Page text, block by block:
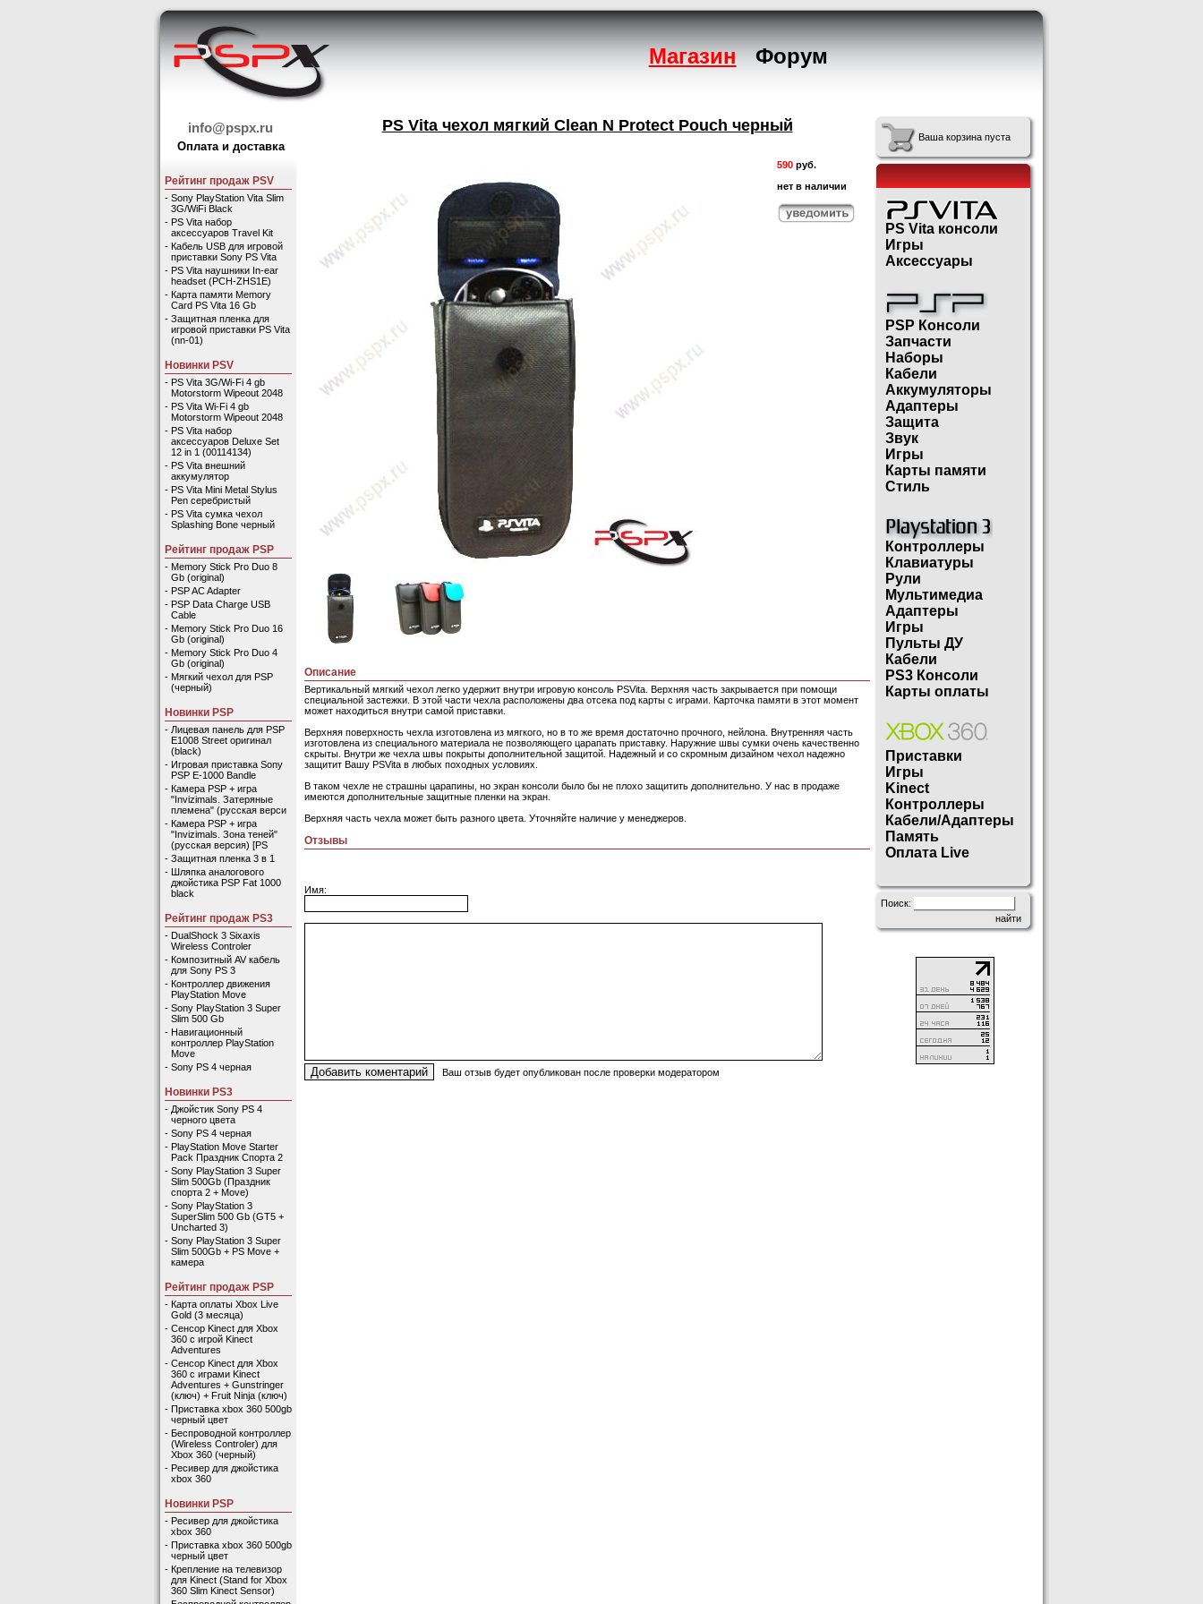
Магазин Форум
info@pspx.ru
Оплата и доставка
Рейтинг продаж PSV
- Sony PlayStation Vita Slim
3G/WiFi Black
- PS Vita набор
аксессуаров Travel Kit
- Кабель USB для игровой
приставки Sony PS Vita
- PS Vita наушники In-ear
headset (PCH-ZHS1E)
- Карта памяти Memory
Card PS Vita 16 Gb
- Защитная пленка для
игровой приставки PS Vita
(nn-01)
Новинки PSV
- PS Vita 3G/Wi-Fi 4 gb
Motorstorm Wipeout 2048
- PS Vita Wi-Fi 4 gb
Motorstorm Wipeout 2048
- PS Vita набор
аксессуаров Deluxe Set
12 in 1 (00114134)
- PS Vita внешний
аккумулятор
- PS Vita Mini Metal Stylus
Pen серебристый
- PS Vita сумка чехол
Splashing Bone черный
Рейтинг продаж PSP
- Memory Stick Pro Duo 8
Gb (original)
- PSP AC Adapter
- PSP Data Charge USB
Cable
- Memory Stick Pro Duo 16
Gb (original)
- Memory Stick Pro Duo 4
Gb (original)
- Мягкий чехол для PSP
(черный)
Новинки PSP
- Лицевая панель для PSP
E1008 Street оригинал
(black)
- Игровая приставка Sony
PSP E-1000 Bandle
- Камера PSP + игра
"Invizimals. Затеряные
племена" (русская верси
- Камера PSP + игра
"Invizimals. Зона теней"
(русская версия) [PS
- Защитная пленка 3 в 1
- Шляпка аналогового
джойстика PSP Fat 1000
black
Рейтинг продаж PS3
- DualShock 3 Sixaxis
Wireless Controler
- Композитный AV кабель
для Sony PS 3
- Контроллер движения
PlayStation Move
- Sony PlayStation 3 Super
Slim 500 Gb
- Навигационный
контроллер PlayStation
Move
- Sony PS 4 черная
Новинки PS3
- Джойстик Sony PS 4
черного цвета
- Sony PS 4 черная
- PlayStation Move Starter
Pack Праздник Спорта 2
- Sony PlayStation 3 Super
Slim 500Gb (Праздник
спорта 2 + Move)
- Sony PlayStation 3
SuperSlim 500 Gb (GT5 +
Uncharted 3)
- Sony PlayStation 3 Super
Slim 500Gb + PS Move +
камера
Рейтинг продаж PSP
- Карта оплаты Xbox Live
Gold (3 месяца)
- Сенсор Kinect для Xbox
360 с игрой Kinect
Adventures
- Сенсор Kinect для Xbox
360 с играми Kinect
Adventures + Gunstringer
(ключ) + Fruit Ninja (ключ)
- Приставка xbox 360 500gb
черный цвет
- Беспроводной контроллер
(Wireless Controler) для
Xbox 360 (черный)
- Ресивер для джойстика
xbox 360
Новинки PSP
- Ресивер для джойстика
xbox 360
- Приставка xbox 360 500gb
черный цвет
- Крепление на телевизор
для Kinect (Stand for Xbox
360 Slim Kinect Sensor)
PS Vita чехол мягкий Clean N Protect Pouch черный
590 руб.
нет в наличии
Описание
Вертикальный мягкий чехол легко удержит внутри игровую консоль PSVita. Верхняя часть закрывается при помощи
специальной застежки. В этой части чехла расположены два отсека под карты с играми. Карточка памяти в этот момент
может находиться внутри самой приставки.
Верхняя поверхность чехла изготовлена из мягкого, но в то же время достаточно прочного, нейлона. Внутренняя часть
изготовлена из специального материала не позволяющего царапать приставку. Наружние швы сумки очень качественно
скрыты. Внутри же чехла швы покрыты дополнительной защитой. Надежный и со скромным дизайном чехол надежно
защитит Вашу PSVita в любых походных условиях.
В таком чехле не страшны царапины, но экран консоли было бы не плохо защитить дополнительно. У нас в продаже
имеются дополнительные защитные пленки на экран.
Верхняя часть чехла может быть разного цвета. Уточняйте наличие у менеджеров.
Отзывы
Имя:
Ваш отзыв будет опубликован после проверки модератором
Ваша корзина пуста
PS Vita консоли
Игры
Аксессуары
PSP Консоли
Запчасти
Наборы
Кабели
Аккумуляторы
Адаптеры
Защита
Звук
Игры
Карты памяти
Стиль
Контроллеры
Клавиатуры
Рули
Мультимедиа
Адаптеры
Игры
Пульты ДУ
Кабели
PS3 Консоли
Карты оплаты
Приставки
Игры
Kinect
Контроллеры
Кабели/Адаптеры
Память
Оплата Live
Поиск: